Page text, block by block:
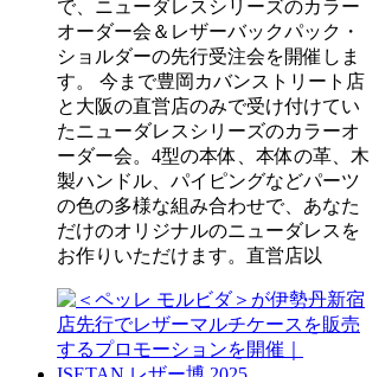
で、ニューダレスシリーズのカラー
オーダー会＆レザーバックパック・
ショルダーの先行受注会を開催しま
す。 今まで豊岡カバンストリート店
と大阪の直営店のみで受け付けてい
たニューダレスシリーズのカラーオ
ーダー会。4型の本体、本体の革、木
製ハンドル、パイピングなどパーツ
の色の多様な組み合わせで、あなた
だけのオリジナルのニューダレスを
お作りいただけます。直営店以